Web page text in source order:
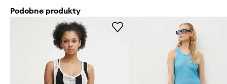
Podobne produkty